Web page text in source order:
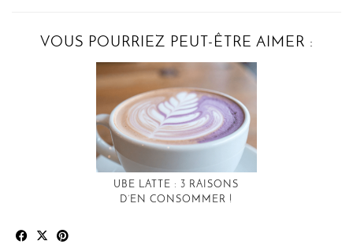
VOUS POURRIEZ PEUT-ÊTRE AIMER :
UBE LATTE : 3 RAISONS
D’EN CONSOMMER !